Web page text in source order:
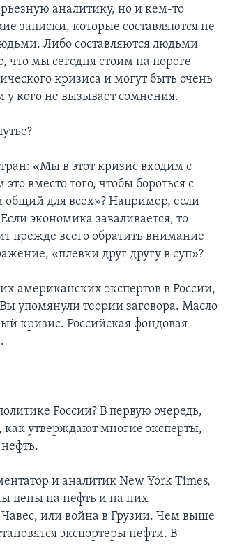
аналитику, но и кем-то
записки, которые составляются не
Либо составляются людьми
что мы сегодня стоим на пороге
кризиса и могут быть очень
у кого не вызывает сомнения.
«Мы в этот кризис входим с
вместо того, чтобы бороться с
общий для всех»? Например, если
экономика заваливается, то
прежде всего обратить внимание
«плевки друг другу в суп»?
американских экспертов в России,
упомянули теории заговора. Масло
кризис. Российская фондовая
России? В первую очередь,
как утверждают многие эксперты,
и аналитик New York Times,
цены на нефть и на них
или война в Грузии. Чем выше
экспортеры нефти. В